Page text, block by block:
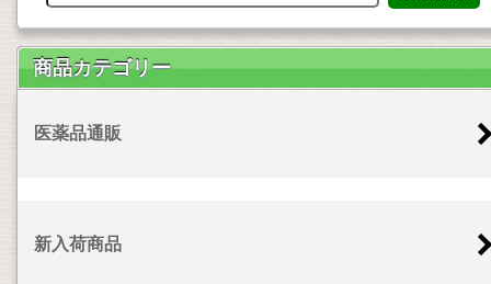
商品カテゴリー
医薬品通販
新入荷商品